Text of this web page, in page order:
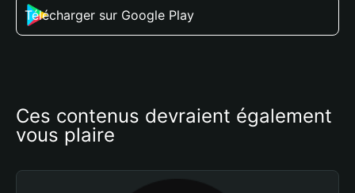
Télécharger sur Google Play
Ces contenus devraient également
vous plaire